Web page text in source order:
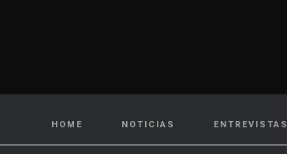
HOME NOTICIAS ENTREVISTAS